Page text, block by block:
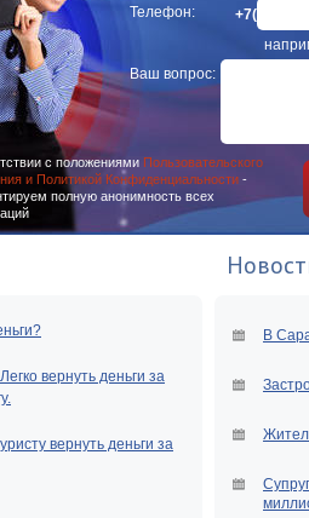
Телефон:
+7(
Ваш вопрос:
с положениями Пользовательского
и Политикой Конфиденциальности -
полную анонимность всех
вернуть деньги за
вернуть деньги за
В